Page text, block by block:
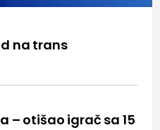
na trans
– otišao igrač sa 15